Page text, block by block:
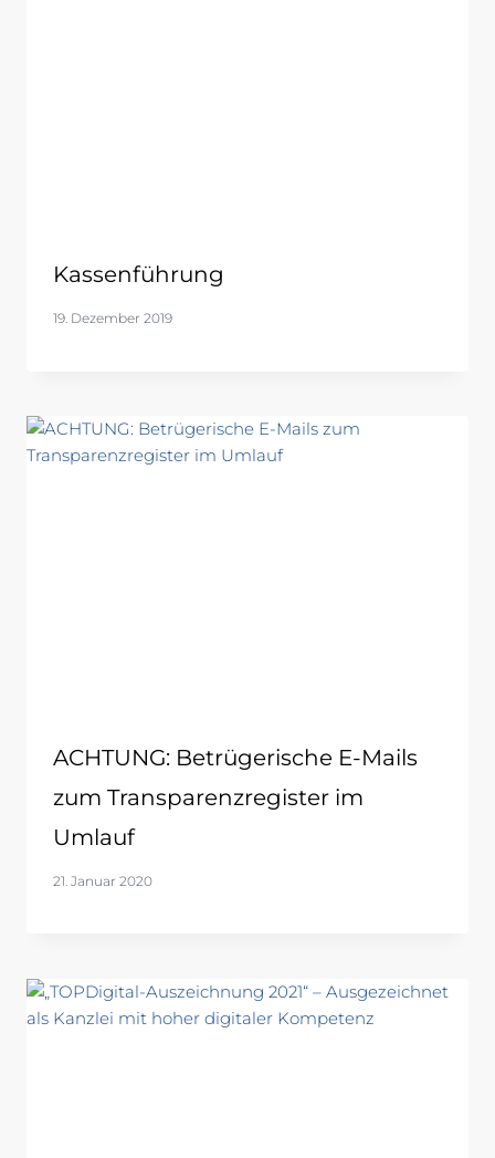
Kassenführung
19. Dezember 2019
ACHTUNG: Betrügerische E-Mails
zum Transparenzregister im
Umlauf
21. Januar 2020